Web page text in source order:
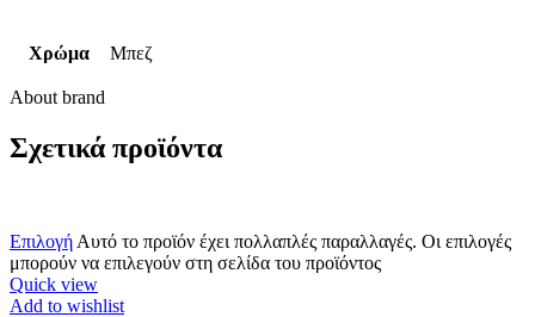
Χρώμα Μπεζ
About brand
Σχετικά προϊόντα
Επιλογή Αυτό το προϊόν έχει πολλαπλές παραλλαγές. Οι επιλογές
μπορούν να επιλεγούν στη σελίδα του προϊόντος
Quick view
Add to wishlist